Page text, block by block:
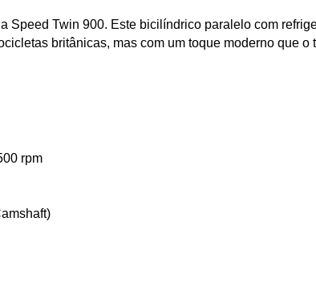
Speed Twin 900. Este bicilíndrico paralelo com
britânicas, mas com um toque moderno que
rpm